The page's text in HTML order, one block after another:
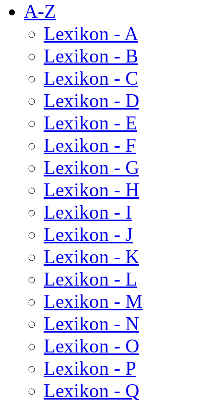
A-Z
Lexikon - A
Lexikon - B
Lexikon - C
Lexikon - D
Lexikon - E
Lexikon - F
Lexikon - G
Lexikon - H
Lexikon - I
Lexikon - J
Lexikon - K
Lexikon - L
Lexikon - M
Lexikon - N
Lexikon - O
Lexikon - P
Lexikon - Q